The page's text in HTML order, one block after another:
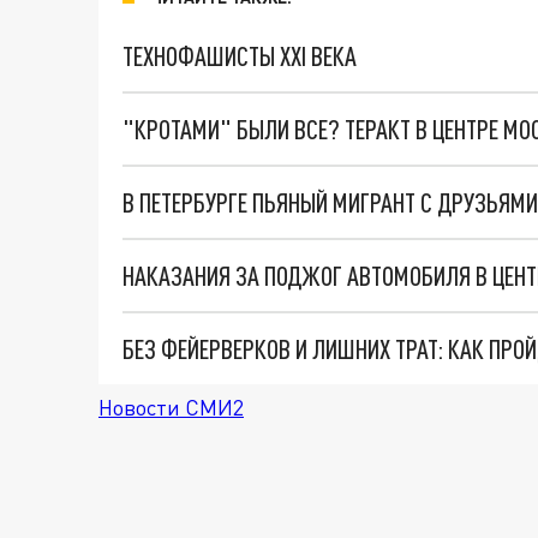
ТЕХНОФАШИСТЫ XXI ВЕКА
"КРОТАМИ" БЫЛИ ВСЕ? ТЕРАКТ В ЦЕНТРЕ
НАКАЗАНИЯ ЗА ПОДЖОГ АВТОМОБИЛЯ В
БЕЗ ФЕЙЕРВЕРКОВ И ЛИШНИХ ТРАТ: КАК
Новости СМИ2